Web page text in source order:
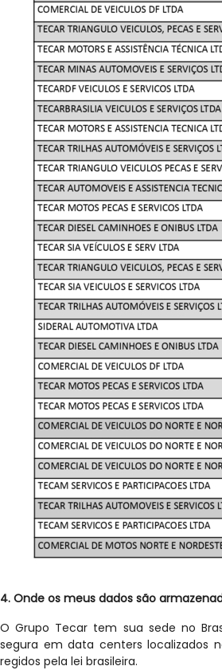
4. Onde os meus dados são
O Grupo Tecar tem sua sede no
segura em data centers localizados
regidos pela lei brasileira.